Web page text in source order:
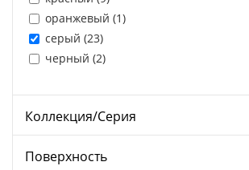
оранжевый (1)
серый (23)
черный (2)
Коллекция/Серия
Поверхность